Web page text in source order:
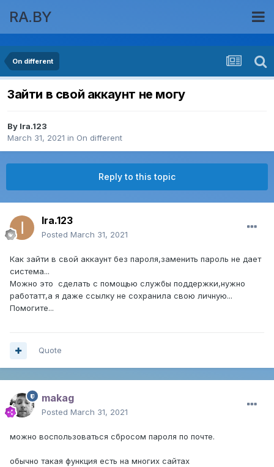
RA.BY
On different
Зайти в свой аккаунт не могу
By Ira.123
March 31, 2021 in On different
Reply to this topic
Ira.123
Posted March 31, 2021
Как зайти в свой аккаунт без пароля,заменить пароль не дает
система...
Можно это сделать с помощью службы поддержки,нужно
работатт,а я даже ссылку не сохранила свою личную...
Помогите...
Quote
makag
Posted March 31, 2021
можно воспользоваться сбросом пароля по почте.
обычно такая функция есть на многих сайтах